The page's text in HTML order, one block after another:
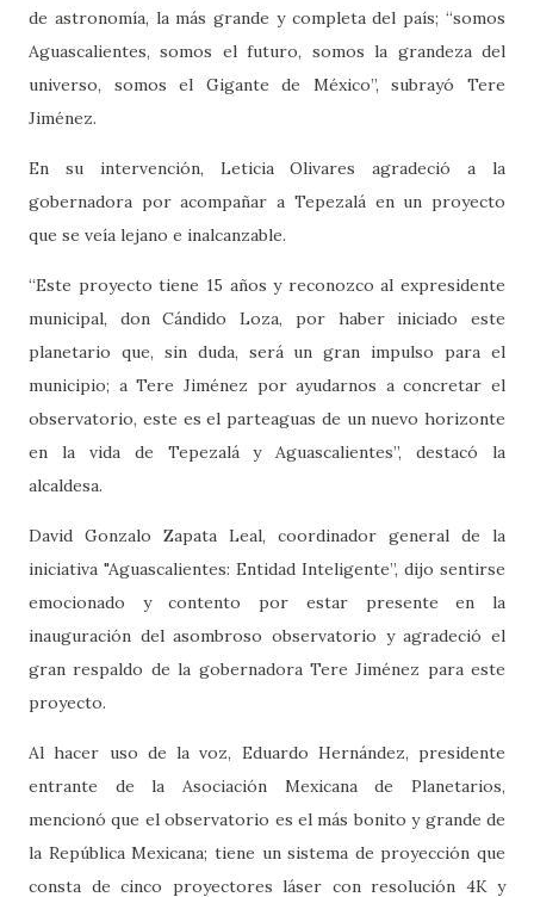
de astronomía, la más grande y completa del país; “somos
Aguascalientes, somos el futuro, somos la grandeza del
universo, somos el Gigante de México”, subrayó Tere
Jiménez.
En su intervención, Leticia Olivares agradeció a la
gobernadora por acompañar a Tepezalá en un proyecto
que se veía lejano e inalcanzable.
“Este proyecto tiene 15 años y reconozco al expresidente
municipal, don Cándido Loza, por haber iniciado este
planetario que, sin duda, será un gran impulso para el
municipio; a Tere Jiménez por ayudarnos a concretar el
observatorio, este es el parteaguas de un nuevo horizonte
en la vida de Tepezalá y Aguascalientes”, destacó la
alcaldesa.
David Gonzalo Zapata Leal, coordinador general de la
iniciativa "Aguascalientes: Entidad Inteligente”, dijo sentirse
emocionado y contento por estar presente en la
inauguración del asombroso observatorio y agradeció el
gran respaldo de la gobernadora Tere Jiménez para este
proyecto.
Al hacer uso de la voz, Eduardo Hernández, presidente
entrante de la Asociación Mexicana de Planetarios,
mencionó que el observatorio es el más bonito y grande de
la República Mexicana; tiene un sistema de proyección que
consta de cinco proyectores láser con resolución 4K y